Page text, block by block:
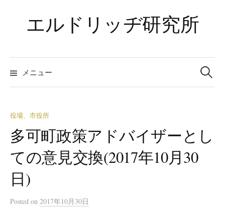
ツ
へ
ス
ッ
プ
エルドリッヂ研究所
メニュー
検
索:
役場、市役所
多可町政策アドバイザーとし
ての意見交換(2017年10月30
日)
Posted on 2017年10月30日